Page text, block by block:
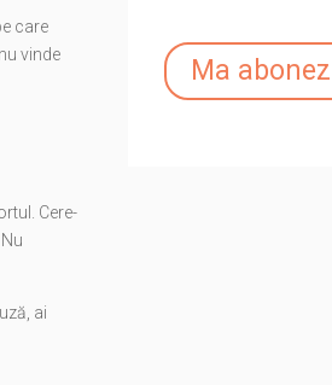
care
vinde
Cere-
ai